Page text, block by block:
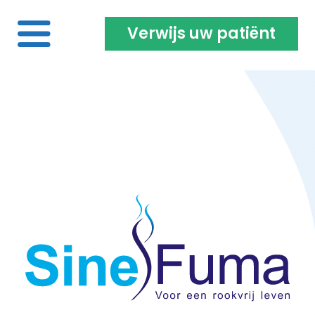
Projecten | Onderzoeken
Opleiding & vacatures
Verwijs uw patiënt